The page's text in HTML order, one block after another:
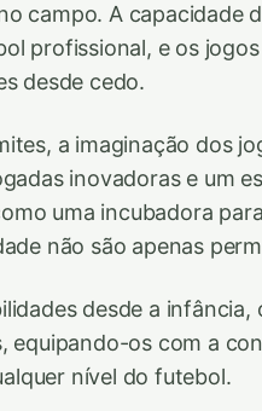
campo. A capacidade
profissional, e os
desde cedo.
a imaginação dos
inovadoras e um
uma incubadora
não são apenas
desde a
equipando-os com a
nível do futebol.